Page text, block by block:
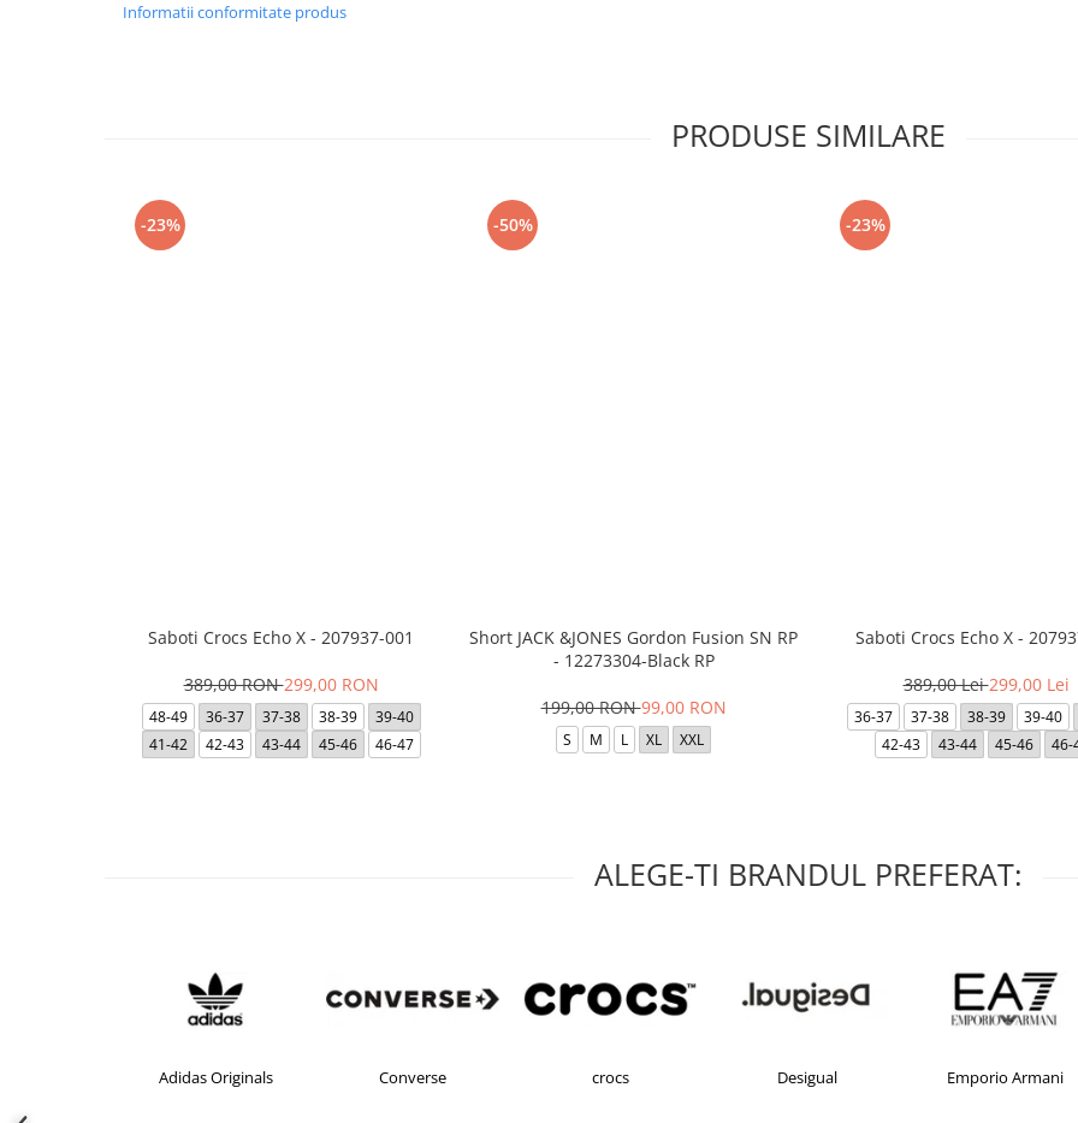
Informatii conformitate produs
PRODUSE SIMILARE
-23%
Saboti Crocs Echo X - 207937-001
389,00 RON299,00 RON
48-49 36-37 37-38 38-39
39-40
41-42
42-43 43-44 45-46 46-47
-50%
Short JACK &JONES Gordon Fusion SN RP
- 12273304-Black RP
199,00 RON99,00 RON
S M L XL XXL
-23%
Saboti Crocs Echo X -
389,00 Lei299,00 Lei
36-37 37-38 38-39
39-40
42-43
43-44 45-46 46-
ALEGE-TI BRANDUL PREFERAT:
Converse Emporio Armani